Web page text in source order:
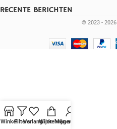
RECENTE BERICHTEN
© 2023 - 2026
WinkelFiltersVerlanglijstWinkelwagen
Mijn account